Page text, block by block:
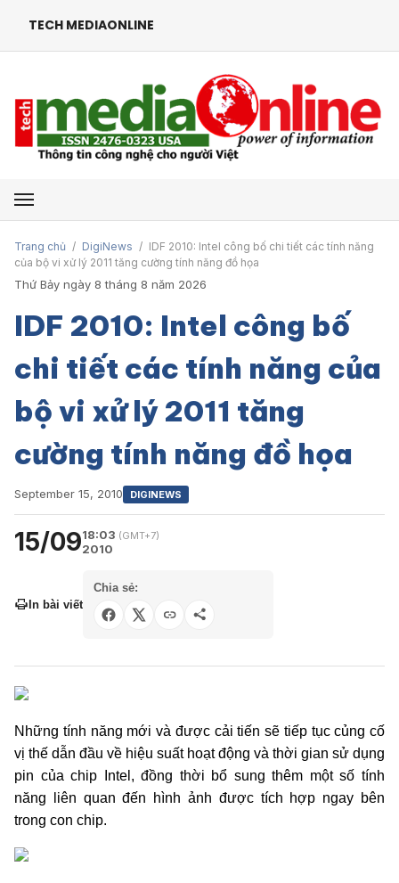
TECH MEDIAONLINE
Mở menu
Trang chủ / DigiNews / IDF 2010: Intel công bố chi tiết các tính năng
của bộ vi xử lý 2011 tăng cường tính năng đồ họa
Thứ Bảy ngày 8 tháng 8 năm 2026
IDF 2010: Intel công bố
chi tiết các tính năng của
bộ vi xử lý 2011 tăng
cường tính năng đồ họa
September 15, 2010 DIGINEWS
15/0918:03 (GMT+7)
2010
In bài viết
Chia sẻ:
Những tính năng mới và được cải tiến sẽ tiếp tục củng cố
vị thế dẫn đầu về hiệu suất hoạt động và thời gian sử dụng
pin của chip Intel, đồng thời bổ sung thêm một số tính
năng liên quan đến hình ảnh được tích hợp ngay bên
trong con chip.